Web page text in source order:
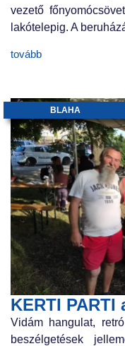
vezető
lakótelepig. A
tovább
KERTI PARTI
BLAHA
Vidám hangulat,
beszélgetések